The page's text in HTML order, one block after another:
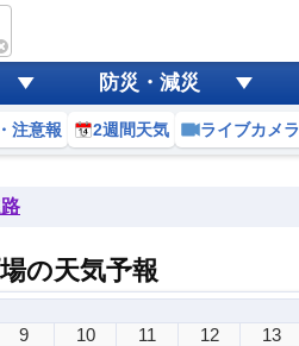
防災・減災
注意報 2週間天気 ライブカメラ
の天気予報
9 10 11 12 13